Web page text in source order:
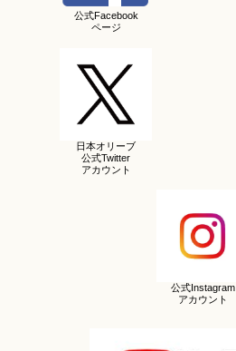
公式Facebook
ページ
日本オリーブ
公式Twitter
アカウント
公式Instagram
アカウント